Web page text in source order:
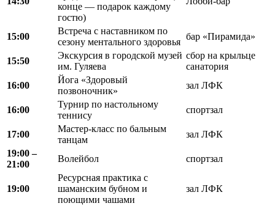
конце — подарок каждому
гостю)
15:00
Встреча с наставником по
сезону ментального здоровья
бар «Пирамида»
15:50
Экскурсия в городской музей
им. Гуляева
сбор на крыльце
санатория
16:00
Йога «Здоровый
позвоночник»
зал ЛФК
16:00
Турнир по настольному
теннису
спортзал
17:00
Мастер-класс по бальным
танцам
зал ЛФК
19:00 –
21:00
Волейбол спортзал
19:00
Ресурсная практика с
шаманским бубном и
поющими чашами
зал ЛФК